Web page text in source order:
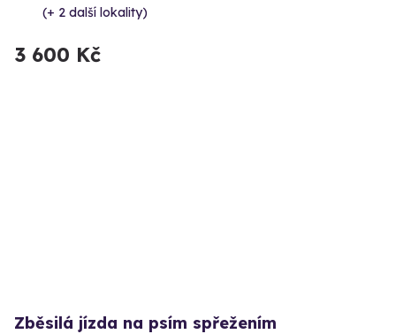
(+ 2 další lokality)
3 600 Kč
Zběsilá jízda na psím spřežením